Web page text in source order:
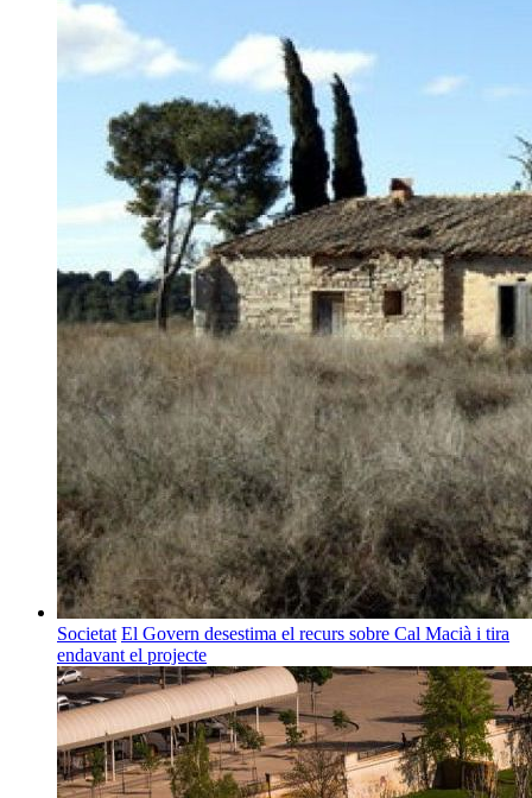
Societat El Govern desestima el recurs sobre Cal Macià i tira
endavant el projecte